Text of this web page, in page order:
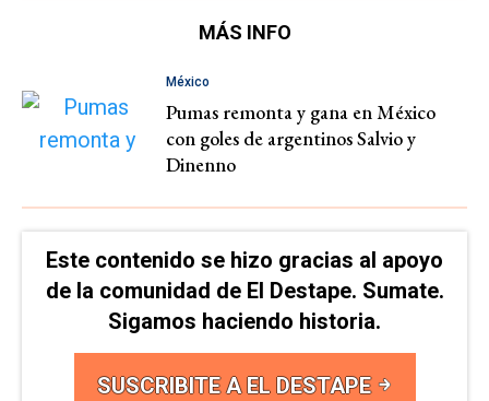
MÁS INFO
México
Pumas remonta y gana en México
con goles de argentinos Salvio y
Dinenno
Este contenido se hizo gracias al apoyo
de la comunidad de El Destape. Sumate.
Sigamos haciendo historia.
SUSCRIBITE A EL DESTAPE